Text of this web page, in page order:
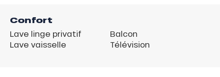
Confort
Lave linge privatif
Lave vaisselle
Balcon
Télévision